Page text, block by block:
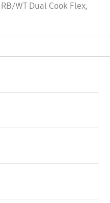
WT Dual Cook Flex,